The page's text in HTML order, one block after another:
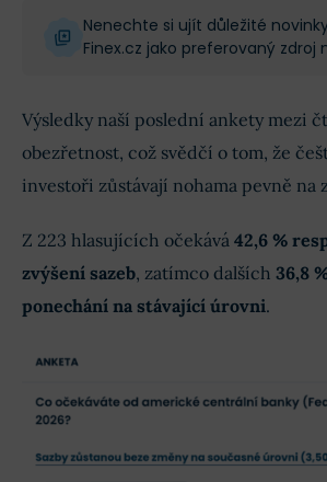
Nenechte si ujít důležité
Finex.cz jako preferovaný zdroj
Výsledky naší poslední ankety mezi
obezřetnost, což svědčí o tom, že
investoři zůstávají nohama pevně na
Z 223 hlasujících očekává 42,6 %
zvýšení sazeb, zatímco dalších 36,8
ponechání na stávající úrovni.